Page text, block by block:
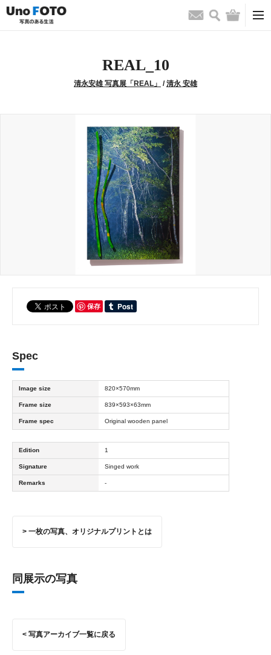
お問い合わせ
検索 バッグ
REAL_10
清永安雄 写真展「REAL」 /清永 安雄
保存
Spec
Image size 820×570mm
Frame size 839×593×63mm
Frame spec Original wooden panel
Edition 1
Signature Singed work
Remarks -
> 一枚の写真、オリジナルプリントとは
同展示の写真
< 写真アーカイブ一覧に戻る